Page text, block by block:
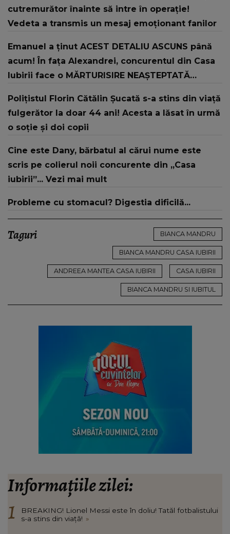
cutremurător înainte să intre în operație!
Vedeta a transmis un mesaj emoționant fanilor
Emanuel a ținut ACEST DETALIU ASCUNS până
acum! În fața Alexandrei, concurentul din Casa
Iubirii face o MĂRTURISIRE NEAȘTEPTATĂ
te iubesc pentru că..."
Polițistul Florin Cătălin Șucată s-a stins din viață
fulgerător la doar 44 ani! Acesta a lăsat în urmă
o soție și doi copii
Cine este Dany, bărbatul al cărui nume este
scris pe colierul noii concurente din „Casa
iubirii”... Vezi mai mult
Probleme cu stomacul? Digestia dificilă...
Taguri BIANCA MANDRU
BIANCA MANDRU CASA IUBIRII
ANDREEA MANTEA CASA IUBIRII CASA IUBIRII
BIANCA MANDRU SI IUBITUL
Informațiile zilei:
BREAKING! Lionel Messi este în doliu! Tatăl fotbalistului
s-a stins din viață! »